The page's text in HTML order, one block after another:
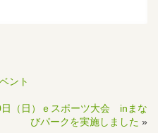
ント
（日）ｅスポーツ大会 inまな
びパークを実施しました »